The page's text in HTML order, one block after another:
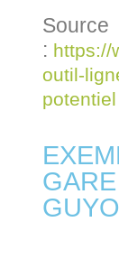
Source
: https://
outil-
potentiel